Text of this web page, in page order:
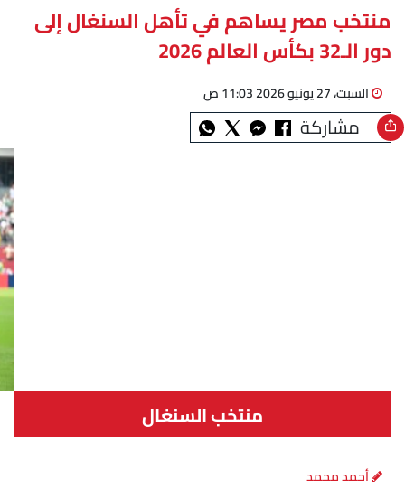
منتخب مصر يساهم في تأهل السنغال إلى
دور الـ32 بكأس العالم 2026
السبت، 27 يونيو 2026 11:03 ص
مشاركة
منتخب السنغال
أحمد محمد